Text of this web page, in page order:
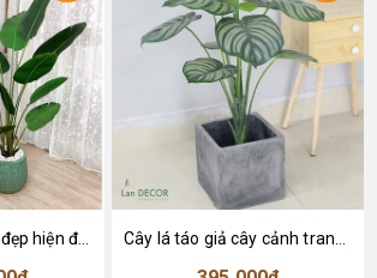
Cây chuối rẻ quạt đẹp hiện đại trang trí 1m8 - LC3019 (Gồm 12 lá) Cây lá táo giả cây cảnh trang trí nội thất (85cm) - LC2683-1